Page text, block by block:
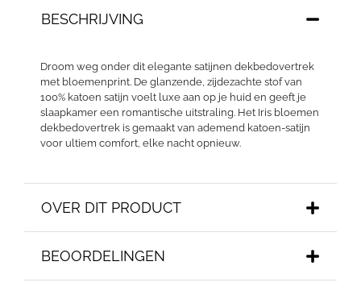
BESCHRIJVING
Droom weg onder dit elegante satijnen dekbedovertrek
met bloemenprint. De glanzende, zijdezachte stof van
100% katoen satijn voelt luxe aan op je huid en geeft je
slaapkamer een romantische uitstraling. Het Iris bloemen
dekbedovertrek is gemaakt van ademend katoen-satijn
voor ultiem comfort, elke nacht opnieuw.
OVER DIT PRODUCT
BEOORDELINGEN